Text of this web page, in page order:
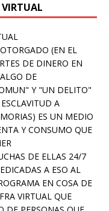
(EN EL
DE DINERO EN
DE
Y "UN DELITO"
A
ES UN MEDIO
Y CONSUMO QUE
DE ELLAS 24/7
A ESO AL
EN COSA DE
VIRTUAL QUE